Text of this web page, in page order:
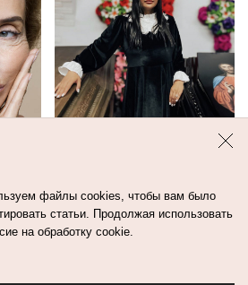
МЕНЯ В МОРГ»:
ИСТОРИЯ
ДЕВУШКИ,
файлы cookies, чтобы вам было
статьи. Продолжая использовать
на обработку cookie.